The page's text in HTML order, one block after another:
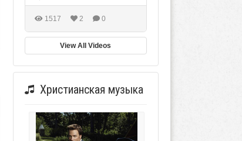
1517 2 0
View All Videos
Христианская музыка